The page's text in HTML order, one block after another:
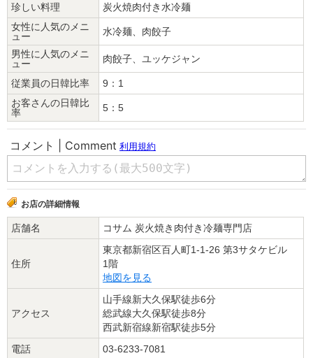
珍しい料理
炭火焼肉付き水冷麺
女性に人気のメニ
ュー
水冷麺、肉餃子
男性に人気のメニ
ュー
肉餃子、ユッケジャン
従業員の日韓比率
9：1
お客さんの日韓比
率
5：5
お店の詳細情報
店舗名 コサム 炭火焼き肉付き冷麺専門店
住所
東京都新宿区百人町1-1-26 第3サタケビル
1階
地図を見る
アクセス
山手線新大久保駅徒歩6分
総武線大久保駅徒歩8分
西武新宿線新宿駅徒歩5分
電話
03-6233-7081